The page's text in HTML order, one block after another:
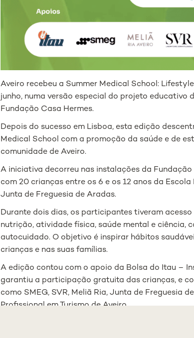
Aveiro recebeu a Summer Medical School:
junho, numa versão especial do projeto educativo
Fundação Casa Hermes.
Depois do sucesso em Lisboa, esta edição
Medical School com a promoção da saúde e de
comunidade de Aveiro.
A iniciativa decorreu nas instalações da
com 20 crianças entre os 6 e os 12 anos da
Junta de Freguesia de Aradas.
Durante dois dias, os participantes tiveram
nutrição, atividade física, saúde mental e ciência,
autocuidado. O objetivo é inspirar hábitos
crianças e nas suas famílias.
A edição contou com o apoio da Bolsa do Itau –
garantiu a participação gratuita das crianças, e
como SMEG, SVR, Meliã Ria, Junta de Freguesia
Profissional em Turismo de Aveiro.